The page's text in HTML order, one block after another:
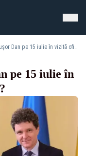
De ce se duce Nicușor Dan pe 15 iulie în vizită oficială în Ucraina?
pe 15 iulie în